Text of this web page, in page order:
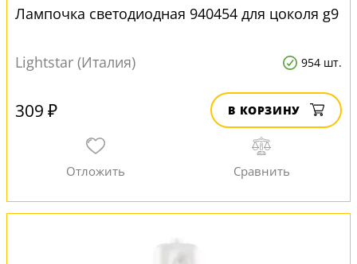
Лампочка светодиодная 940454 для цоколя g9
Lightstar (Италия) 954 шт.
309 ₽ В КОРЗИНУ